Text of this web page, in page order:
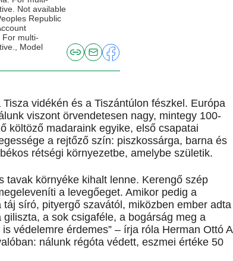
Not available
Republic
For multi-
Model
vidékén és a Tiszántúlon fészkel. Európa
viszont örvendetesen nagy, mintegy 100-
költöző madaraink egyike, első csapatai
a rejtőző szín: piszkossárga, barna és
rétségi környezetbe, amelybe születik.
tavak környéke kihalt lenne. Kerengő szép
a levegőeget. Amikor pedig a
síró, pityergő szavától, miközben ember adta
a sok csigaféle, a bogárság meg a
védelemre érdemes” – írja róla Herman Ottó A
nálunk régóta védett, eszmei értéke 50